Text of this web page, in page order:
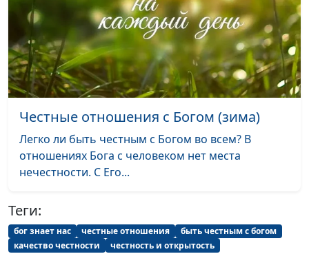
Печать Духа Святого на
нас (осень)
Андрей Довгель,
священнослужитель
#155
Печать Духа Святого на
нас (лето)
Андрей Довгель,
священнослужитель
#154
нас (весна)
священнослужитель
Истина о спасении
(зима)
Андрей Довгель,
(осень)
Истина о спасении
Андрей Довгель,
#150
Честные отношения с Богом (зима)
Легко ли быть честным с Богом во всем? В
отношениях Бога с человеком нет места
нечестности. С Его...
Теги:
бог знает нас честные отношения
быть честным с богом
качество честности
честность и открытость